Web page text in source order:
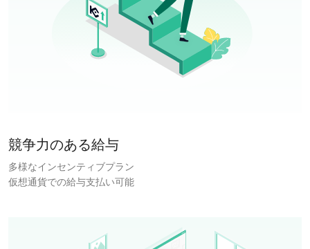
競争力のある給与
多様なインセンティブプラン
仮想通貨での給与支払い可能